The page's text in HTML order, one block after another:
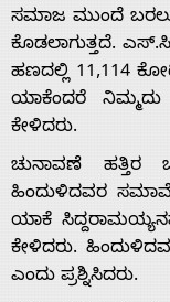
Contact
Us
ಸಮಾಜ ಮುಂದೆ
ಕೊಡಲಾಗುತ್ತದೆ.
ಹಣದಲ್ಲಿ 11,114
ಯಾಕೆಂದರೆ ನಿಮ್ಮದು
ಕೇಳಿದರು.
ಚುನಾವಣೆ ಹತ್ತಿರ
ಹಿಂದುಳಿದವರ
ಯಾಕೆ
ಕೇಳಿದರು.
ಎಂದು ಪ್ರಶ್ನಿಸಿದರು.